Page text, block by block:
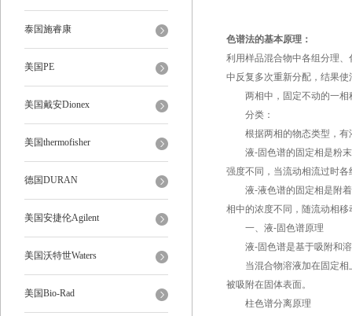
泰国施睿康
美国PE
美国戴安Dionex
美国thermofisher
德国DURAN
美国安捷伦Agilent
美国沃特世Waters
美国Bio-Rad
色谱法的基本原理：
利用样品混合物中各组分理
中反复多次重新分配，结果
两相中，固定不动的一相
分类：
根据两相的物态类型，有
液-固色谱的固定相是粉
强度不同，当流动相流过时
液-液色谱的固定相是附
相中的浓度不同，随流动相
一、液-固色谱原理
液-固色谱是基于吸附和
当混合物溶液加在固定相
被吸附在固体表面。
柱色谱分离原理